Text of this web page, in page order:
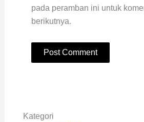
pada peramban ini untuk
berikutnya.
Kategori